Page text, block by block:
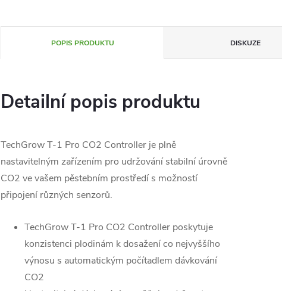
POPIS PRODUKTU DISKUZE
Detailní popis produktu
TechGrow T-1 Pro CO2 Controller je plně
nastavitelným zařízením pro udržování stabilní úrovně
CO2 ve vašem pěstebním prostředí s možností
připojení různých senzorů.
TechGrow T-1 Pro CO2 Controller poskytuje
konzistenci plodinám k dosažení co nejvyššího
výnosu s automatickým počítadlem dávkování
CO2